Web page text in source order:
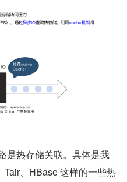
是热存储关联。具体是我
、HBase 这样的一些热